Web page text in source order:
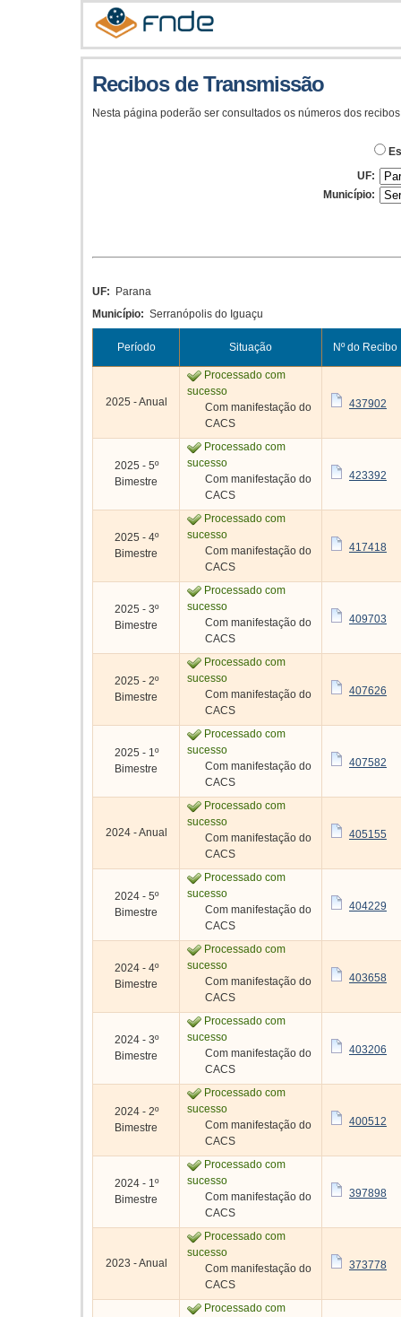
Recibos de Transmissão
Nesta página poderão ser consultados os números dos
UF:
Município:
UF:
Parana
Município: Serranópolis do Iguaçu
Período Situação Nº do Recibo
2025 - Anual
Processado com
sucesso
Com manifestação do
CACS
437902
2025 - 5º
Bimestre
Processado com
sucesso
Com manifestação do
CACS
423392
2025 - 4º
Bimestre
Processado com
sucesso
Com manifestação do
CACS
417418
2025 - 3º
Bimestre
Processado com
sucesso
Com manifestação do
CACS
409703
2025 - 2º
Bimestre
Processado com
sucesso
Com manifestação do
CACS
407626
2025 - 1º
Bimestre
Processado com
sucesso
Com manifestação do
CACS
407582
2024 - Anual
Processado com
sucesso
Com manifestação do
CACS
405155
2024 - 5º
Bimestre
Processado com
sucesso
Com manifestação do
CACS
404229
2024 - 4º
Bimestre
Processado com
sucesso
Com manifestação do
CACS
403658
2024 - 3º
Bimestre
Processado com
sucesso
Com manifestação do
CACS
403206
2024 - 2º
Bimestre
Processado com
sucesso
Com manifestação do
CACS
400512
2024 - 1º
Bimestre
Processado com
sucesso
Com manifestação do
CACS
397898
2023 - Anual
Processado com
sucesso
Com manifestação do
CACS
373778
Processado com